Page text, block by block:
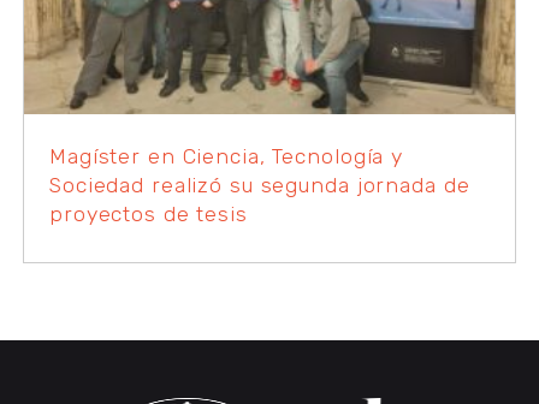
Magíster en Ciencia, Tecnología y
Sociedad realizó su segunda jornada de
proyectos de tesis